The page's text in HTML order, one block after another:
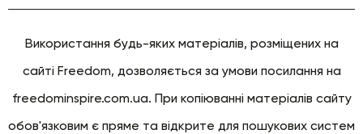
Використання будь-яких матеріалів, розміщених на
сайті Freedom, дозволяється за умови посилання на
freedominspire.com.ua. При копіюванні матеріалів сайту
обов'язковим є пряме та відкрите для пошукових систем